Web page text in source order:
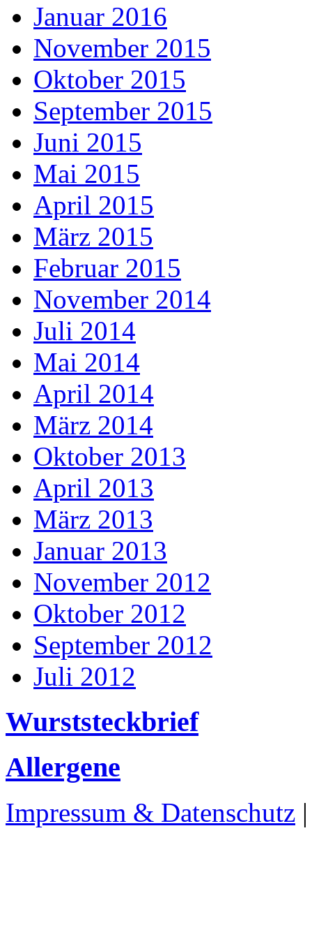
Januar 2016
November 2015
Oktober 2015
September 2015
Juni 2015
Mai 2015
April 2015
März 2015
Februar 2015
November 2014
Juli 2014
Mai 2014
April 2014
März 2014
Oktober 2013
April 2013
März 2013
Januar 2013
November 2012
Oktober 2012
September 2012
Juli 2012
Wurststeckbrief
Allergene
Impressum & Datenschutz